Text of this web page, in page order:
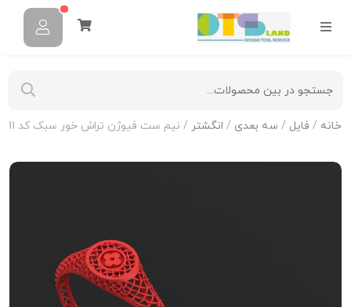
خانه / فایل / سه بعدی / انگشتر / نیم ست فیوژن تراش خور سبک کد N-T-S-11